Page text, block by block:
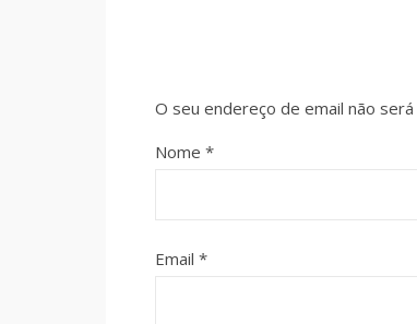
O seu endereço de email não será
Nome *
Email *